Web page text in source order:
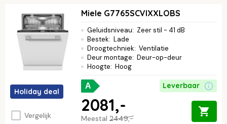
Holiday deal
Vergelijk
Miele G7765SCVIXXLOBS
Geluidsniveau: Zeer stil - 41 dB
Bestek: Lade
Droogtechniek: Ventilatie
Deur montage: Deur-op-deur
Hoogte: Hoog
A Leverbaar
Meestal 2449,-
2081,-